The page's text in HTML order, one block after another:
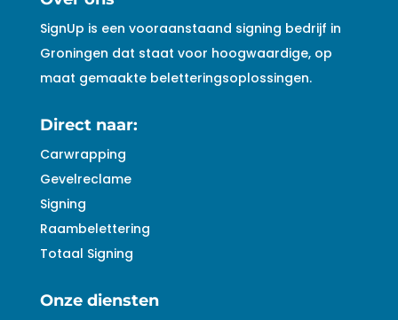
SignUp is een vooraanstaand signing bedrijf in
Groningen dat staat voor hoogwaardige, op
maat gemaakte beletteringsoplossingen.
Direct naar:
Carwrapping
Gevelreclame
Signing
Raambelettering
Totaal Signing
Onze diensten